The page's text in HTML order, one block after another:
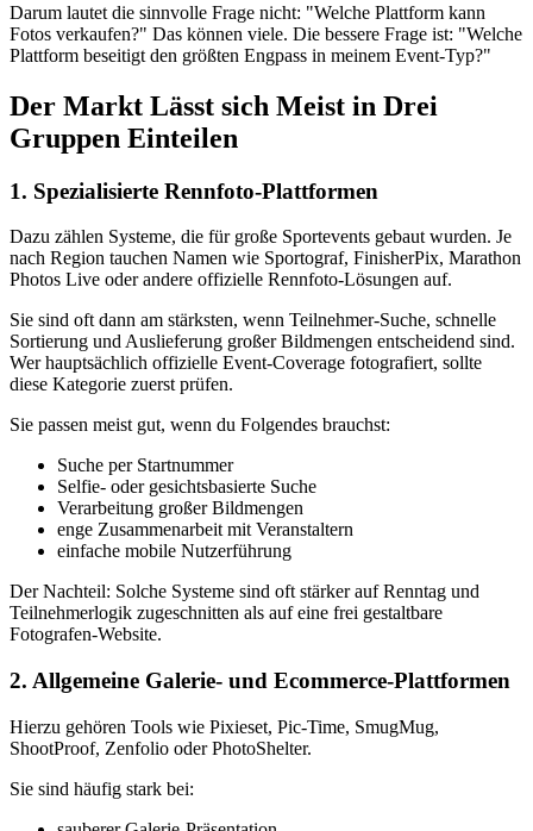
Darum lautet die sinnvolle Frage nicht: "Welche Plattform kann
Fotos verkaufen?" Das können viele. Die bessere Frage ist: "Welche
Plattform beseitigt den größten Engpass in meinem Event-Typ?"
Der Markt Lässt sich Meist in Drei
Gruppen Einteilen
1. Spezialisierte Rennfoto-Plattformen
Dazu zählen Systeme, die für große Sportevents gebaut wurden. Je
nach Region tauchen Namen wie Sportograf, FinisherPix, Marathon
Photos Live oder andere offizielle Rennfoto-Lösungen auf.
Sie sind oft dann am stärksten, wenn Teilnehmer-Suche, schnelle
Sortierung und Auslieferung großer Bildmengen entscheidend sind.
Wer hauptsächlich offizielle Event-Coverage fotografiert, sollte
diese Kategorie zuerst prüfen.
Sie passen meist gut, wenn du Folgendes brauchst:
Suche per Startnummer
Selfie- oder gesichtsbasierte Suche
Verarbeitung großer Bildmengen
enge Zusammenarbeit mit Veranstaltern
einfache mobile Nutzerführung
Der Nachteil: Solche Systeme sind oft stärker auf Renntag und
Teilnehmerlogik zugeschnitten als auf eine frei gestaltbare
Fotografen-Website.
2. Allgemeine Galerie- und Ecommerce-Plattformen
Hierzu gehören Tools wie Pixieset, Pic-Time, SmugMug,
ShootProof, Zenfolio oder PhotoShelter.
Sie sind häufig stark bei: